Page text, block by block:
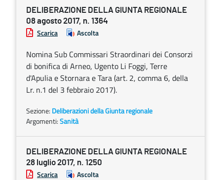
DELIBERAZIONE DELLA GIUNTA REGIONALE
08 agosto 2017, n. 1364
Scarica Ascolta
Nomina Sub Commissari Straordinari dei Consorzi
di bonifica di Arneo, Ugento Li Foggi, Terre
d'Apulia e Stornara e Tara (art. 2, comma 6, della
Lr. n.1 del 3 febbraio 2017).
Sezione: Deliberazioni della Giunta regionale
Argomenti:Sanità
DELIBERAZIONE DELLA GIUNTA REGIONALE
28 luglio 2017, n. 1250
Scarica Ascolta